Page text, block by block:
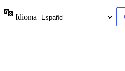
Idioma